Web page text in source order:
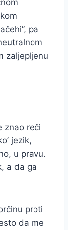
pa
zaljepljenu
znao reči
jezik,
u pravu.
a da ga
proti
da me